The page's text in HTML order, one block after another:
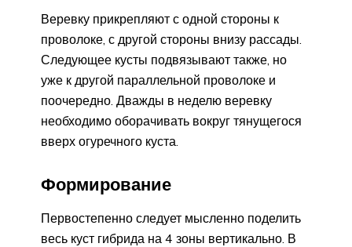
Веревку прикрепляют с одной стороны к
проволоке, с другой стороны внизу рассады.
Следующее кусты подвязывают также, но
уже к другой параллельной проволоке и
поочередно. Дважды в неделю веревку
необходимо оборачивать вокруг тянущегося
вверх огуречного куста.
Формирование
Первостепенно следует мысленно поделить
весь куст гибрида на 4 зоны вертикально. В